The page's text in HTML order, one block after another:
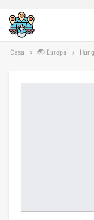
Casa 🌏 Europa